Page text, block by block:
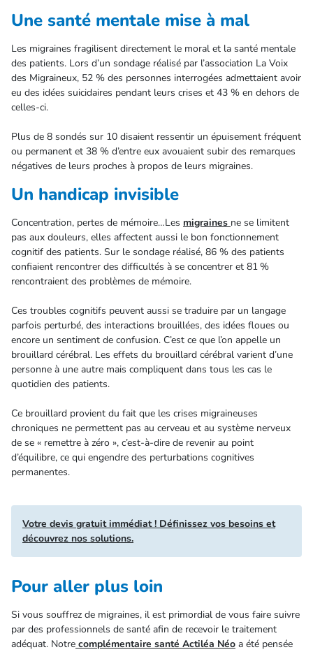
Une santé mentale mise à mal
Les migraines fragilisent directement le moral et la santé mentale
des patients. Lors d’un sondage réalisé par l’association La Voix
des Migraineux, 52 % des personnes interrogées admettaient avoir
eu des idées suicidaires pendant leurs crises et 43 % en dehors de
celles-ci.
Plus de 8 sondés sur 10 disaient ressentir un épuisement fréquent
ou permanent et 38 % d’entre eux avouaient subir des remarques
négatives de leurs proches à propos de leurs migraines.
Un handicap invisible
Concentration, pertes de mémoire…Les migraines ne se limitent
pas aux douleurs, elles affectent aussi le bon fonctionnement
cognitif des patients. Sur le sondage réalisé, 86 % des patients
confiaient rencontrer des difficultés à se concentrer et 81 %
rencontraient des problèmes de mémoire.
Ces troubles cognitifs peuvent aussi se traduire par un langage
parfois perturbé, des interactions brouillées, des idées floues ou
encore un sentiment de confusion. C’est ce que l’on appelle un
brouillard cérébral. Les effets du brouillard cérébral varient d’une
personne à une autre mais compliquent dans tous les cas le
quotidien des patients.
Ce brouillard provient du fait que les crises migraineuses
chroniques ne permettent pas au cerveau et au système nerveux
de se « remettre à zéro », c’est-à-dire de revenir au point
d’équilibre, ce qui engendre des perturbations cognitives
permanentes.
Votre devis gratuit immédiat ! Définissez vos besoins et
découvrez nos solutions.
Pour aller plus loin
Si vous souffrez de migraines, il est primordial de vous faire suivre
par des professionnels de santé afin de recevoir le traitement
adéquat. Notre complémentaire santé Actiléa Néo a été pensée